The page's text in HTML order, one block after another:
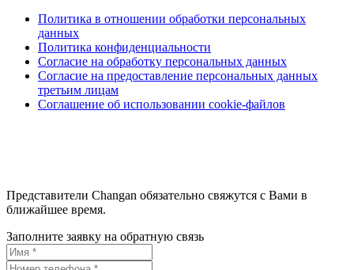
Политика в отношении обработки персональных
данных
Политика конфиденциальности
Согласие на обработку персональных данных
Согласие на предоставление персональных данных
третьим лицам
Соглашение об использовании cookie-файлов
Представители Changan обязательно свяжутся с Вами в
ближайшее время.
Заполните заявку на обратную связь